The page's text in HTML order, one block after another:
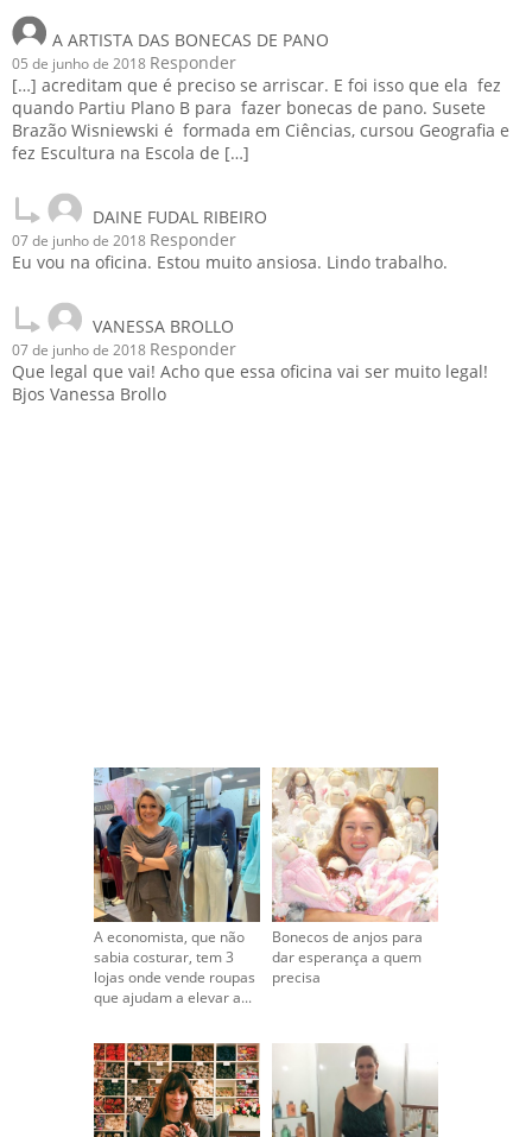
A ARTISTA DAS BONECAS DE PANO
05 de junho de 2018 Responder
[…] acreditam que é preciso se arriscar. E foi isso que ela fez
quando Partiu Plano B para fazer bonecas de pano. Susete
Brazão Wisniewski é formada em Ciências, cursou Geografia e
fez Escultura na Escola de […]
DAINE FUDAL RIBEIRO
07 de junho de 2018 Responder
Eu vou na oficina. Estou muito ansiosa. Lindo trabalho.
VANESSA BROLLO
07 de junho de 2018 Responder
Que legal que vai! Acho que essa oficina vai ser muito legal!
Bjos Vanessa Brollo
A economista, que não
sabia costurar, tem 3
lojas onde vende roupas
que ajudam a elevar a...
Bonecos de anjos para
dar esperança a quem
precisa